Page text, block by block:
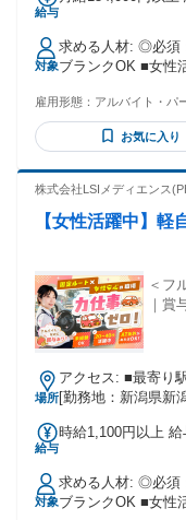
新潟を拠点に物流
んな中越グループ
信頼される 存在と
由1号・65歳未満（
給与
勤務の場合 →15万4,000円 ✧バイトでは珍
￣￣￣￣￣￣￣￣
スがあります。 頑
対象
求める人材: ◎必須：普通自動車免許（AT限定可） ■未経験・
ブランクOK ■女性
雇用形態： アルバイト・パ
お気に入り
株式会社LSIメディエンス
【女性活躍中】軽
＜フ
｜賞
場所
アクセス: ■最寄り駅：新潟駅 ◎マイカー通勤OK！ └無料駐
車場あり ◎周辺エリアからの通勤者多数！ └江南区/東区/西
[勤務地：新潟県新
給与
時給1,100円以上 給与: ＼半年で約100万円稼げます
勤務の場合 →15万4,000円 ✧バイトでは珍
￣￣￣￣￣￣￣￣
スがあります。 頑
対象
求める人材: ◎必須：普通自動車免許（AT限定可） ■未経験・
ブランクOK ■女性